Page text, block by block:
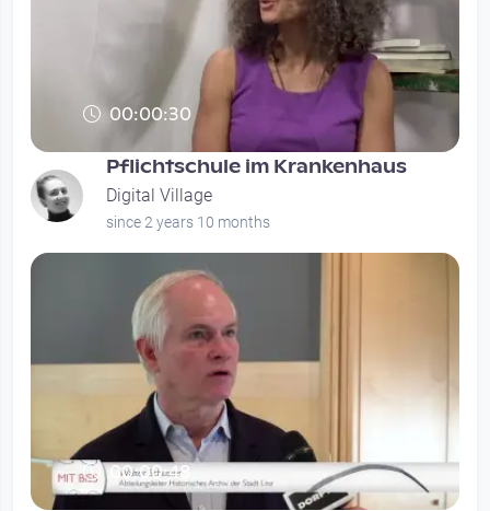
00:00:30
Pflichtschule im Krankenhaus
Digital Village
since 2 years 10 months
00:00:48